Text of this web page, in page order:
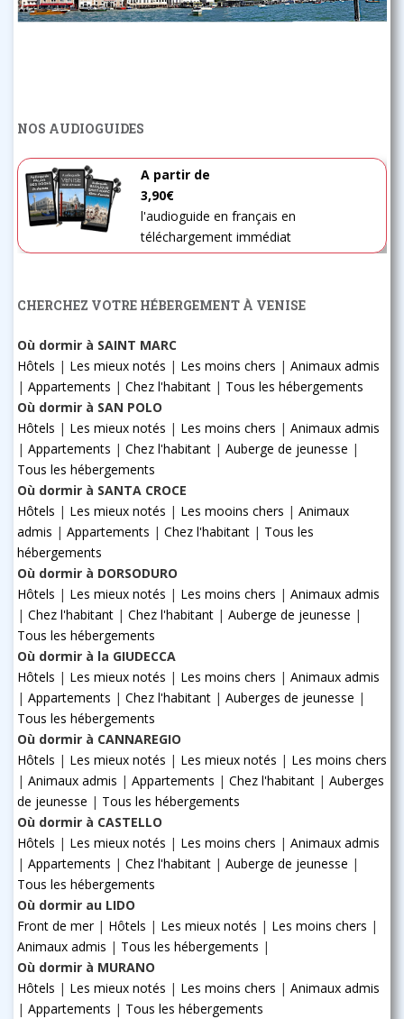
NOS AUDIOGUIDES
A partir de
3,90€
l'audioguide en français en
téléchargement immédiat
CHERCHEZ VOTRE HÉBERGEMENT À VENISE
Où dormir à SAINT MARC
Hôtels | Les mieux notés | Les moins chers | Animaux admis
| Appartements | Chez l'habitant | Tous les hébergements
Où dormir à SAN POLO
Hôtels | Les mieux notés | Les moins chers | Animaux admis
| Appartements | Chez l'habitant | Auberge de jeunesse |
Tous les hébergements
Où dormir à SANTA CROCE
Hôtels | Les mieux notés | Les mooins chers | Animaux
admis | Appartements | Chez l'habitant | Tous les
hébergements
Où dormir à DORSODURO
Hôtels | Les mieux notés | Les moins chers | Animaux admis
| Chez l'habitant | Chez l'habitant | Auberge de jeunesse |
Tous les hébergements
Où dormir à la GIUDECCA
Hôtels | Les mieux notés | Les moins chers | Animaux admis
| Appartements | Chez l'habitant | Auberges de jeunesse |
Tous les hébergements
Où dormir à CANNAREGIO
Hôtels | Les mieux notés | Les mieux notés | Les moins chers
| Animaux admis | Appartements | Chez l'habitant | Auberges
de jeunesse | Tous les hébergements
Où dormir à CASTELLO
Hôtels | Les mieux notés | Les moins chers | Animaux admis
| Appartements | Chez l'habitant | Auberge de jeunesse |
Tous les hébergements
Où dormir au LIDO
Front de mer| Hôtels | Les mieux notés | Les moins chers |
Animaux admis | Tous les hébergements |
Où dormir à MURANO
Hôtels | Les mieux notés | Les moins chers | Animaux admis
| Appartements | Tous les hébergements